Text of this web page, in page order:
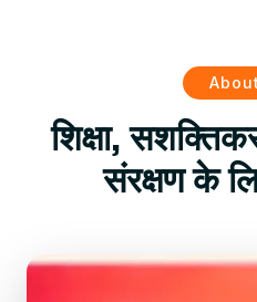
शिक्षा,
संरक्षण के